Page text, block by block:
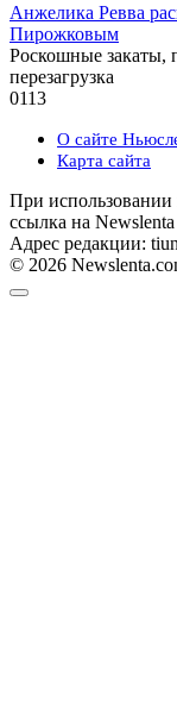
Анжелика Ревва
Пирожковым
Роскошные закаты,
перезагрузка
0113
О сайте
Карта сайта
При использовании
ссылка на Newslenta
Адрес редакции:
© 2026